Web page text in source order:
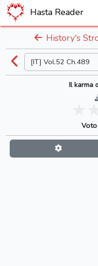
Hasta Reader
History's
Il karma